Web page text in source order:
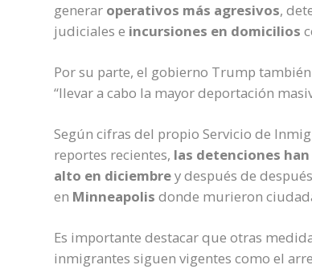
generar operativos más agresivos,
judiciales e incursiones en domicilios
Por su parte, el gobierno Trump
“llevar a cabo la mayor deportación
Según cifras del propio Servicio de
reportes recientes, las detenciones
alto en diciembrey después de
en Minneapolis donde murieron
Es importante destacar que otras
inmigrantes siguen vigentes como el